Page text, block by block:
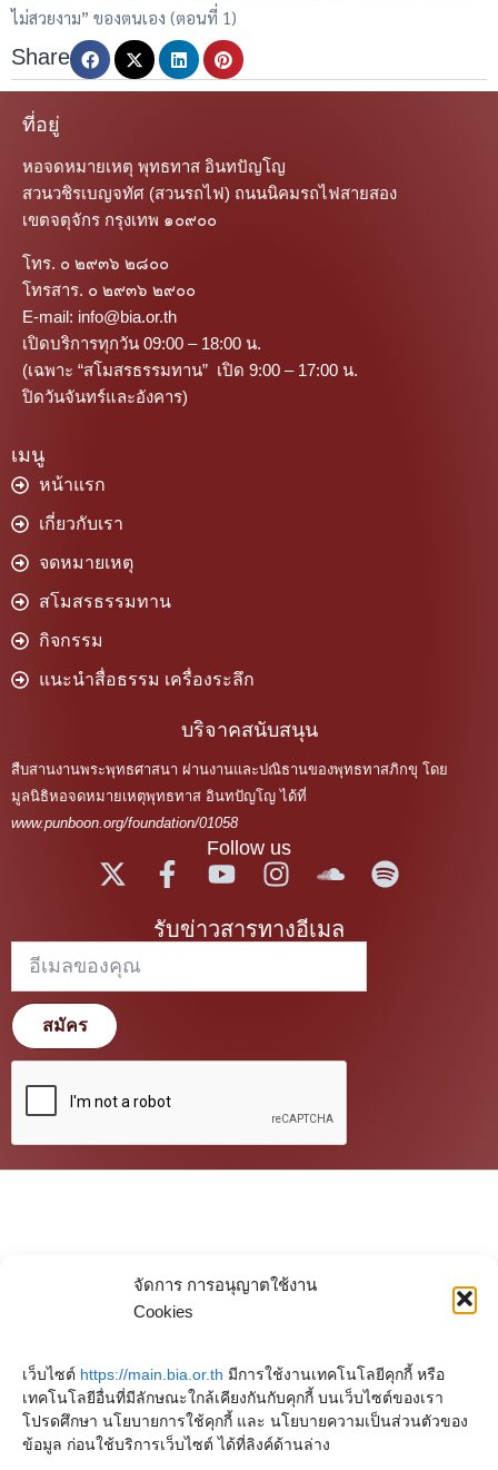
จัดการ การอนุญาตใช้งาน
Cookies
เว็บไซต์ https://main.bia.or.th มีการใช้งานเทคโนโลยีคุกกี้ หรือ
เทคโนโลยีอื่นที่มีลักษณะใกล้เคียงกันกับคุกกี้ บนเว็บไซต์ของเรา
โปรดศึกษา นโยบายการใช้คุกกี้ และ นโยบายความเป็นส่วนตัวของ
ข้อมูล ก่อนใช้บริการเว็บไซต์ ได้ที่ลิงค์ด้านล่าง
ไม่สวยงาม” ของตนเอง (ตอนที่ 1)
Share
ที่อยู่
หอจดหมายเหตุ พุทธทาส อินทปัญโญ
สวนวชิรเบญจทัศ (สวนรถไฟ) ถนนนิคมรถไฟสายสอง
เขตจตุจักร กรุงเทพ ๑๐๙๐๐
โทร. ๐ ๒๙๓๖ ๒๘๐๐
โทรสาร. ๐ ๒๙๓๖ ๒๙๐๐
E-mail: info@bia.or.th
เปิดบริการทุกวัน 09:00 – 18:00 น.
(เฉพาะ “สโมสรธรรมทาน” เปิด 9:00 – 17:00 น.
ปิดวันจันทร์และอังคาร)
เมนู
หน้าแรก
เกี่ยวกับเรา
จดหมายเหตุ
สโมสรธรรมทาน
กิจกรรม
แนะนำสื่อธรรม เครื่องระลึก
บริจาคสนับสนุน
สืบสานงานพระพุทธศาสนา ผ่านงานและปณิธานของพุทธทาสภิกขุ โดย
มูลนิธิหอจดหมายเหตุพุทธทาส อินทปัญโญ ได้ที่
www.punboon.org/foundation/01058
Follow us
รับข่าวสารทางอีเมล
สมัคร